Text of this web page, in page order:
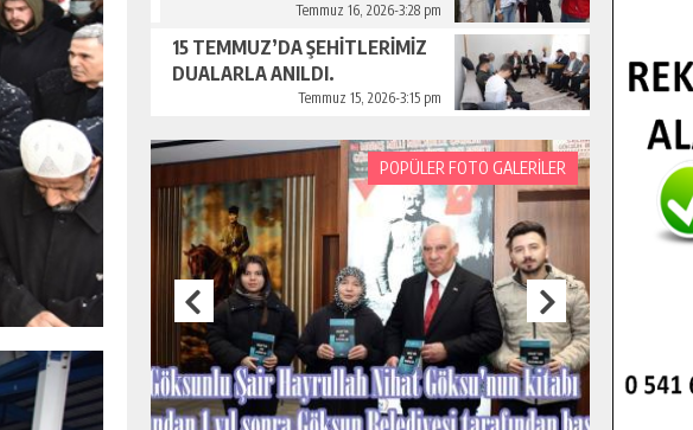
Temmuz 16, 2026-3:28 pm
15 TEMMUZ’DA ŞEHİTLERİMİZ
DUALARLA ANILDI.
Temmuz 15, 2026-3:15 pm
POPÜLER FOTO GALERİLER